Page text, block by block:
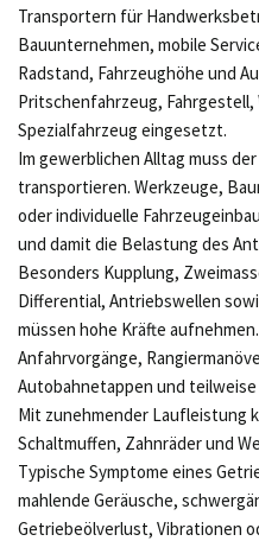
Transportern für
Bauunternehmen, mobile
Radstand, Fahrzeughöhe und
Pritschenfahrzeug, Fahrgestell,
Spezialfahrzeug eingesetzt.
Im gewerblichen Alltag muss
transportieren. Werkzeuge,
oder individuelle
und damit die Belastung des
Besonders Kupplung,
Differential, Antriebswellen
müssen hohe Kräfte
Anfahrvorgänge,
Autobahnetappen und
Mit zunehmender Laufleistung
Schaltmuffen, Zahnräder und
Typische Symptome eines
mahlende Geräusche,
Getriebeölverlust, Vibrationen